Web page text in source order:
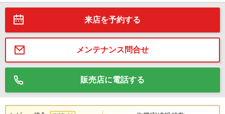
来店を予約する
メンテナンス問合せ
販売店に電話する